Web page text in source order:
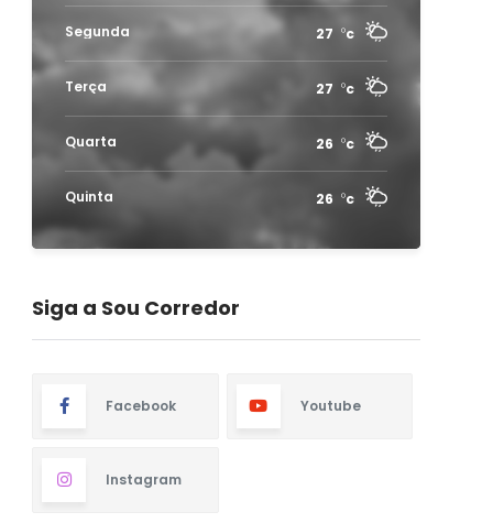
Segunda 27 c
Terça 27 c
Quarta 26 c
Quinta 26 c
Siga a Sou Corredor
Facebook Youtube
Instagram